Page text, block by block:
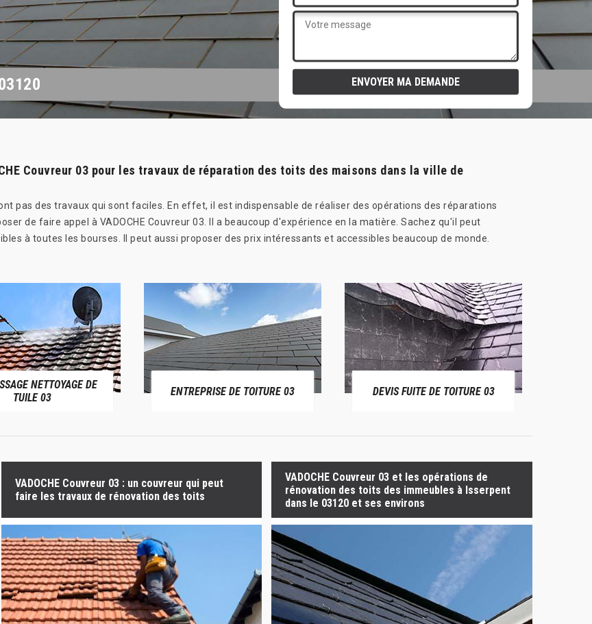
Couvreur 03 pour les travaux de réparation des toits des maisons dans la ville de
pas des travaux qui sont faciles. En effet, il est indispensable de réaliser des opérations des réparations
de faire appel à VADOCHE Couvreur 03. Il a beaucoup d'expérience en la matière. Sachez qu'il peut
à toutes les bourses. Il peut aussi proposer des prix intéressants et accessibles beaucoup de monde.
NETTOYAGE DE
TUILE 03
ENTREPRISE DE TOITURE 03 DEVIS FUITE DE TOITURE 03
VADOCHE Couvreur 03 : un couvreur qui peut
faire les travaux de rénovation des toits
VADOCHE Couvreur 03 et les opérations de
rénovation des toits des immeubles à Isserpent
dans le 03120 et ses environs